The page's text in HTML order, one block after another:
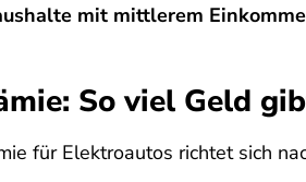
mit mittlerem
So viel Geld
für Elektroautos richtet sich